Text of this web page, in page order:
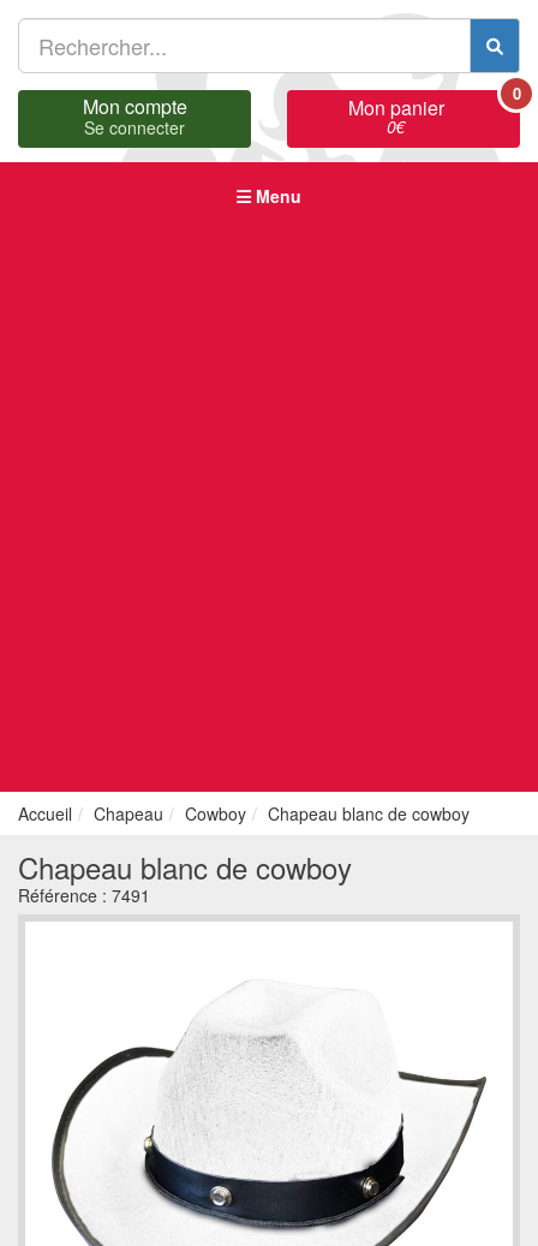
Mon compte
Se connecter
Mon panier
0€
0
Menu
Accueil Chapeau Cowboy Chapeau blanc de cowboy
Chapeau blanc de cowboy
Référence : 7491